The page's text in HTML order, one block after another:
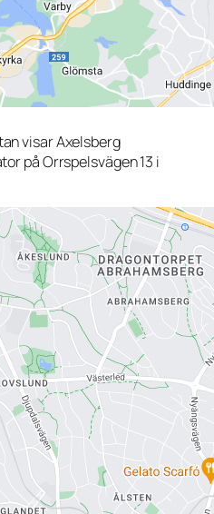
visar Axelsberg
på Orrspelsvägen 13 i